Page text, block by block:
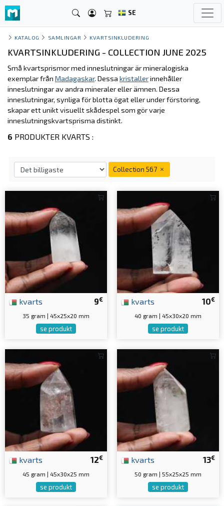
SE
KATALOG SAMLINGAR KVARTSINKLUDERING
KVARTSINKLUDERING - COLLECTION JUNE 2025
Små kvartsprismor med inneslutningar är mineralogiska
exemplar från Madagaskar. Dessa kristallerinnehåller
inneslutningar av andra mineraler eller ämnen. Dessa
inneslutningar, synliga för blotta ögat eller under förstoring,
skapar ett unikt visuellt skådespel som gör varje
inneslutningskvartsprisma distinkt.
6 PRODUKTER KVARTS :
Collection 567
9€
kvarts
35 gram | 45x25x20 mm
se produkt
10€
kvarts
40 gram | 45x30x20 mm
se produkt
12€
kvarts
45 gram | 45x30x25 mm
se produkt
13€
kvarts
50 gram | 55x25x25 mm
se produkt